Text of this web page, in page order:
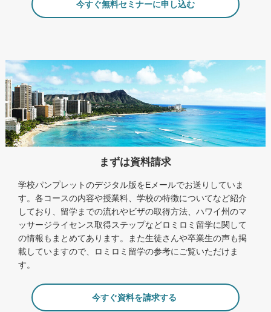
今すぐ無料セミナーに申し込む
まずは資料請求
学校パンプレットのデジタル版をEメールでお送りしていま
す。各コースの内容や授業料、学校の特徴についてなど紹介
しており、留学までの流れやビザの取得方法、ハワイ州のマ
ッサージライセンス取得ステップなどロミロミ留学に関して
の情報もまとめてあります。また生徒さんや卒業生の声も掲
載していますので、ロミロミ留学の参考にご覧いただけま
す。
今すぐ資料を請求する